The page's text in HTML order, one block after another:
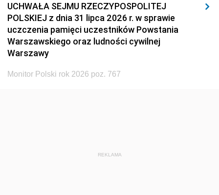
UCHWAŁA SEJMU RZECZYPOSPOLITEJ
POLSKIEJ z dnia 31 lipca 2026 r. w sprawie
uczczenia pamięci uczestników Powstania
Warszawskiego oraz ludności cywilnej
Warszawy
Monitor Polski rok 2026 poz. 767
REKLAMA